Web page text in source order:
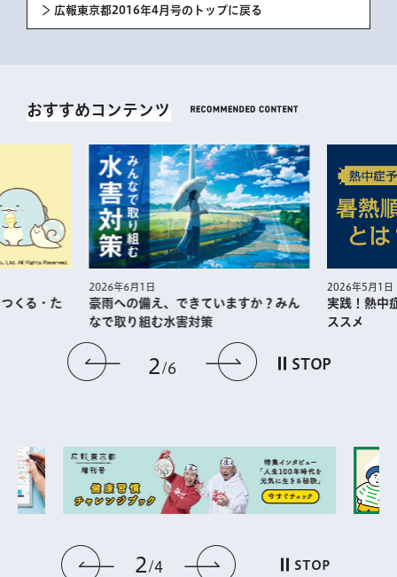
広報東京都2016年4月号のトップに戻る
おすすめコンテンツ
前のスライドを表示
2 6 次のスライドを
STOP
くる・た
2026年6月1日
豪雨への備え、できていますか？みん
なで取り組む水害対策
2026年5月1日
実践！熱中
ススメ
前のスライドを表示
2 4 次のスライドを表
STOP